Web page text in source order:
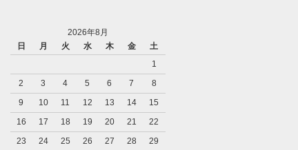
2026年8月
日
月 火 水 木 金
土
1
2
3 4 5 6 7
8
9
10 11 12 13 14
15
16
17 18 19 20 21
22
23
24 25 26 27 28
29